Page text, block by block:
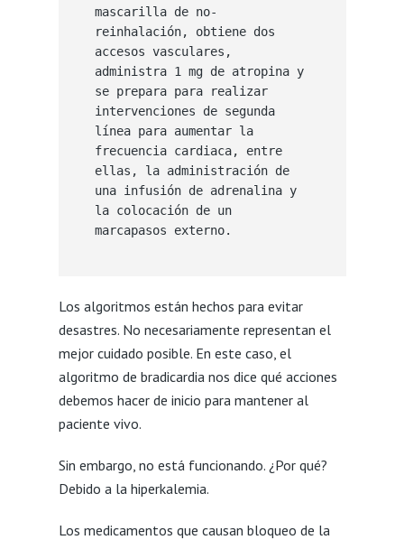
mascarilla de no-
reinhalación, obtiene dos
accesos vasculares,
administra 1 mg de atropina y
se prepara para realizar
intervenciones de segunda
línea para aumentar la
frecuencia cardiaca, entre
ellas, la administración de
una infusión de adrenalina y
la colocación de un
marcapasos externo.
Los algoritmos están hechos para evitar
desastres. No necesariamente representan el
mejor cuidado posible. En este caso, el
algoritmo de bradicardia nos dice qué acciones
debemos hacer de inicio para mantener al
paciente vivo.
Sin embargo, no está funcionando. ¿Por qué?
Debido a la hiperkalemia.
Los medicamentos que causan bloqueo de la